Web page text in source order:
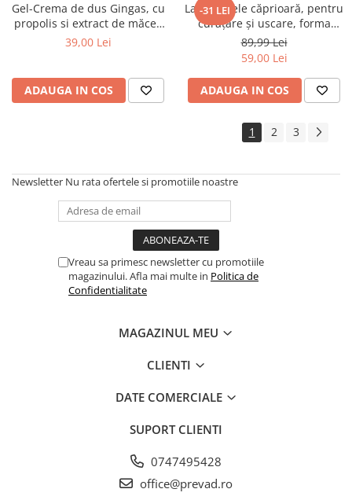
Gel-Crema de dus Gingas, cu
propolis si extract de măceș
organic, 1000 ml
39,00 Lei
ADAUGA IN COS
-31 LEI
Lavetă piele căprioară, pentru
curăţare şi uscare, forma
neregulată 38*30
89,99 Lei
59,00 Lei
ADAUGA IN COS
1 2 3
Newsletter Nu rata ofertele si promotiile noastre
Vreau sa primesc newsletter cu promotiile
magazinului. Afla mai multe in Politica de
Confidentialitate
MAGAZINUL MEU
CLIENTI
DATE COMERCIALE
SUPORT CLIENTI
0747495428
office@prevad.ro